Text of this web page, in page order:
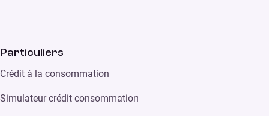
Particuliers
Crédit à la consommation
Simulateur crédit consommation